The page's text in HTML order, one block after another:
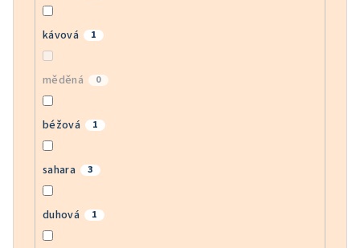
kávová 1
měděná 0
béžová 1
sahara 3
duhová 1